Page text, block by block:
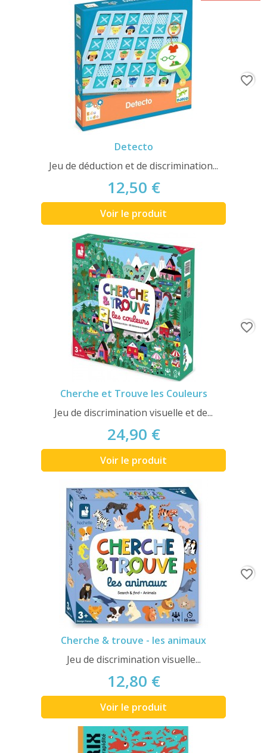
Detecto
Jeu de déduction et de discrimination...
12,50 €
Voir le produit
favorite_border
Cherche et Trouve les Couleurs
Jeu de discrimination visuelle et de...
24,90 €
Voir le produit
favorite_border
Cherche & trouve - les animaux
Jeu de discrimination visuelle...
12,80 €
Voir le produit
favorite_border